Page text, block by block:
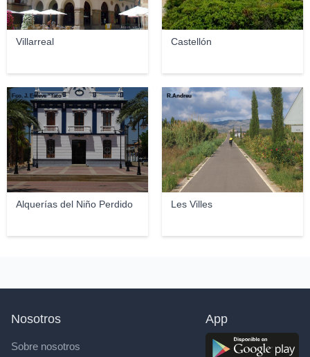
Villarreal Castellón
Alquerías del Niño Perdido
Fco. J. Esteve "Tato"
Les Villes
R.Andreu
Nosotros
Sobre nosotros
App